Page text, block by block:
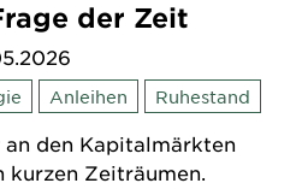
der Zeit
Anleihen Ruhestand
den Kapitalmärkten
Zeiträumen.